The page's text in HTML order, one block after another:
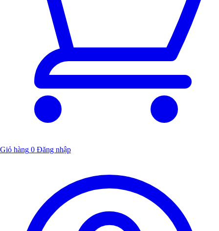
Giỏ hàng 0 Đăng nhập